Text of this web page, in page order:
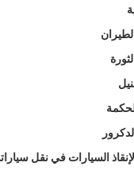
السيارات في نقل